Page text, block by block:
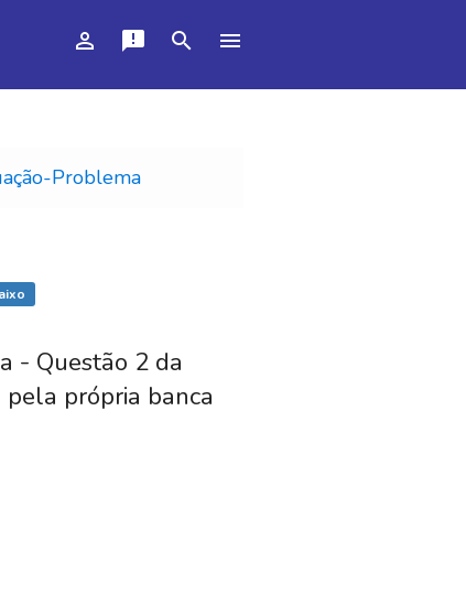
person_outline announcement search menu
Problema
- Questão 2 da
própria banca